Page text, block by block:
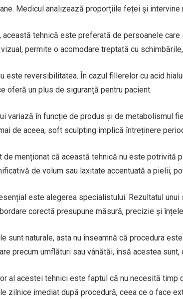
Medicul analizează proporțiile feței și intervine
această tehnică este preferată de persoanele
permite o acomodare treptată cu
este reversibilitatea. În cazul fillerelor cu acid
oferă un plus de siguranță pentru pacient.
variază în funcție de produs și de metabolismul
de aceea, soft sculpting implică întreținere
de menționat că această tehnică nu este potrivită
de volum sau laxitate accentuată a pielii,
este alegerea specialistului. Rezultatul
corectă presupune măsură, precizie și
sunt naturale, asta nu înseamnă că procedura
precum umflături sau vânătăi, însă acestea
al acestei tehnici este faptul că nu necesită
zilnice imediat după procedură, ceea ce o face